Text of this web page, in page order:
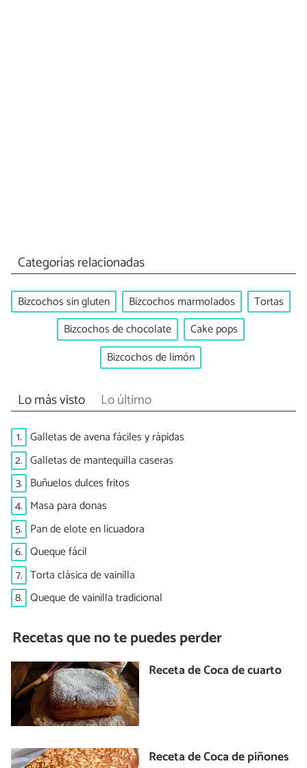
Categorías relacionadas
Bizcochos sin gluten Bizcochos marmolados
Tortas
Bizcochos de chocolate
Cake pops
Bizcochos de limón
Lo más visto Lo último
1. Galletas de avena fáciles y rápidas
2. Galletas de mantequilla caseras
3. Buñuelos dulces fritos
4. Masa para donas
5. Pan de elote en licuadora
6. Queque fácil
7. Torta clásica de vainilla
8. Queque de vainilla tradicional
Recetas que no te puedes perder
Receta de Coca de cuarto
Receta de Coca de piñones